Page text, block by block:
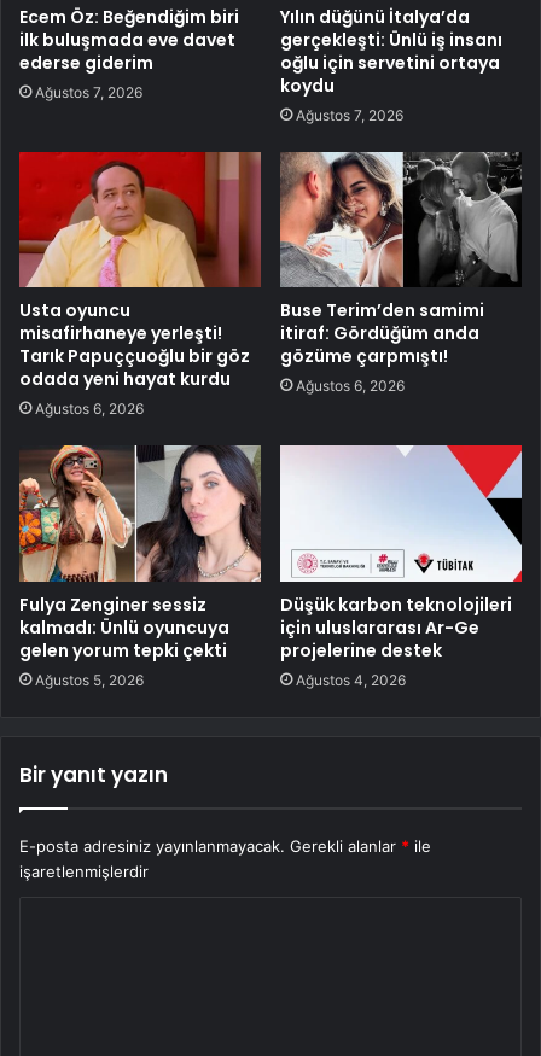
Ecem Öz: Beğendiğim biri
ilk buluşmada eve davet
ederse giderim
Ağustos 7, 2026
Yılın düğünü İtalya’da
gerçekleşti: Ünlü iş insanı
oğlu için servetini ortaya
koydu
Ağustos 7, 2026
Usta oyuncu
misafirhaneye yerleşti!
Tarık Papuççuoğlu bir göz
odada yeni hayat kurdu
Ağustos 6, 2026
Buse Terim’den samimi
itiraf: Gördüğüm anda
gözüme çarpmıştı!
Ağustos 6, 2026
Fulya Zenginer sessiz
kalmadı: Ünlü oyuncuya
gelen yorum tepki çekti
Ağustos 5, 2026
Düşük karbon teknolojileri
için uluslararası Ar-Ge
projelerine destek
Ağustos 4, 2026
Bir yanıt yazın
E-posta adresiniz yayınlanmayacak. Gerekli alanlar * ile
işaretlenmişlerdir